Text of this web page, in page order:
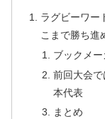
ラグビーワー
こまで勝ち進
ブックメ
前回大会
本代表
まとめ